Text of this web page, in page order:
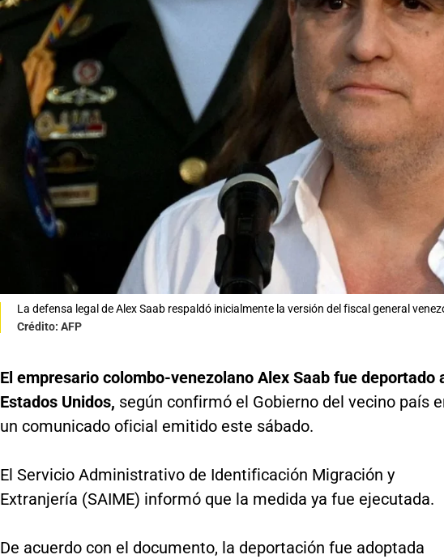
La defensa legal de Alex Saab respaldó inicialmente la versión del fiscal general
Crédito: AFP
El empresario colombo-venezolano Alex Saab fue deportado
Estados Unidos, según confirmó el Gobierno del vecino país
un comunicado oficial emitido este sábado.
El Servicio Administrativo de Identificación Migración y
Extranjería (SAIME) informó que la medida ya fue ejecutada.
De acuerdo con el documento, la deportación fue adoptada